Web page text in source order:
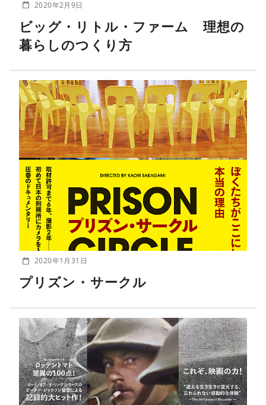
2020年2月9日
ビッグ・リトル・ファーム 理想の
暮らしのつくり方
2020年1月31日
プリズン・サークル